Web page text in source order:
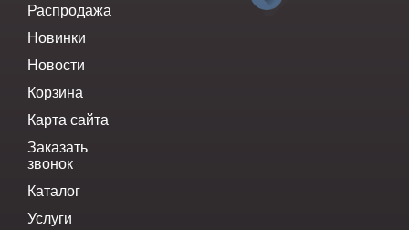
Распродажа
Новинки
Новости
Корзина
Карта сайта
Заказать
звонок
Каталог
Услуги